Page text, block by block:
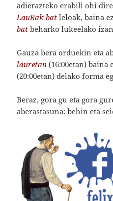
adierazteko erabili ohi
LauRak bat leloak, baina
bat beharko lukeelako
Gauza bera orduekin eta
lauretan (16:00etan) baina
(20:00etan) delako forma
Beraz, gora gu eta gora
aberastasuna: behin eta